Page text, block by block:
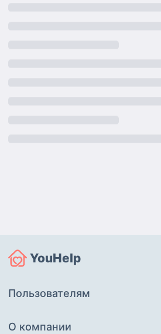
YouHelp
Пользователям
О компании